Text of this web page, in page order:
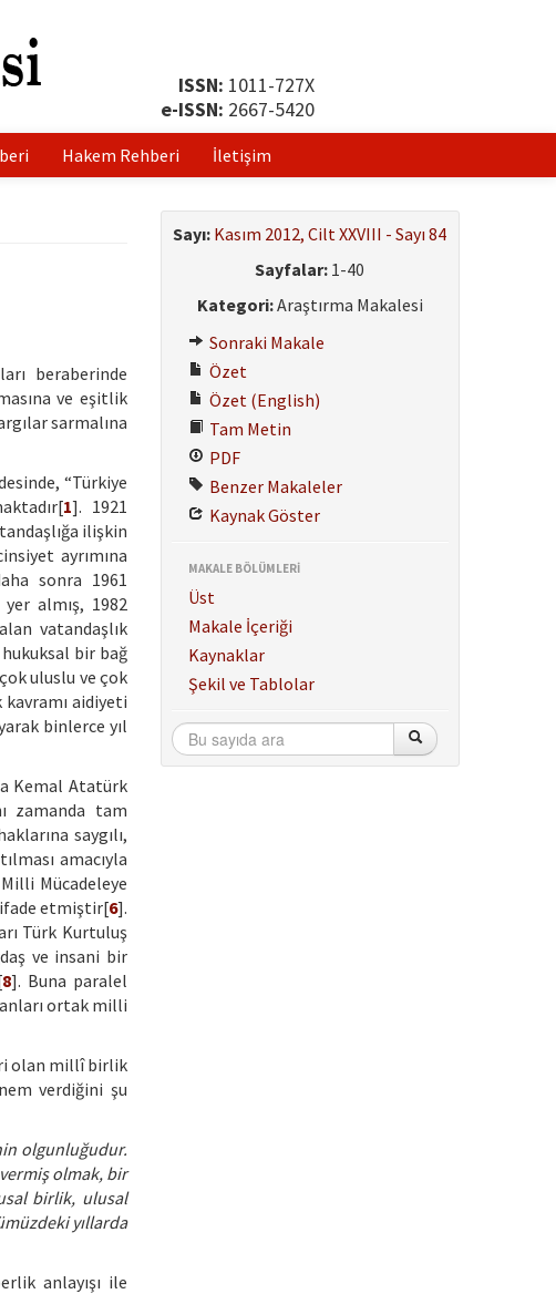
ISSN: 1011-727X
e-ISSN: 2667-5420
Hakem Rehberi İletişim
beraberinde
ve eşitlik
sarmalına
“Türkiye
1]. 1921
ilişkin
ayrımına
sonra 1961
almış, 1982
vatandaşlık
bir bağ
uluslu ve çok
kavramı aidiyeti
binlerce yıl
Kemal Atatürk
zamanda tam
saygılı,
amacıyla
Mücadeleye
ifade etmiştir[6].
Türk Kurtuluş
ve insani bir
8]. Buna paralel
ortak milli
olan millî birlik
verdiğini şu
olgunluğudur.
olmak, bir
birlik, ulusal
yıllarda
anlayışı ile
Sayı: Kasım 2012, Cilt XXVIII - Sayı 84
Sayfalar: 1-40
Kategori:Araştırma Makalesi
Sonraki Makale
Özet
Özet (English)
Tam Metin
PDF
Benzer Makaleler
Kaynak Göster
MAKALE BÖLÜMLERİ
Üst
Makale İçeriği
Kaynaklar
Şekil ve Tablolar